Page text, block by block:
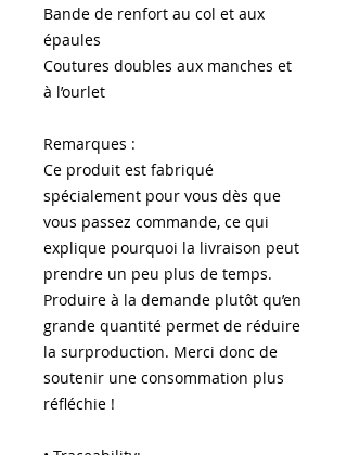
Bande de renfort au col et aux
épaules
Coutures doubles aux manches et
à l’ourlet
Remarques :
Ce produit est fabriqué
spécialement pour vous dès que
vous passez commande, ce qui
explique pourquoi la livraison peut
prendre un peu plus de temps.
Produire à la demande plutôt qu’en
grande quantité permet de réduire
la surproduction. Merci donc de
soutenir une consommation plus
réfléchie !